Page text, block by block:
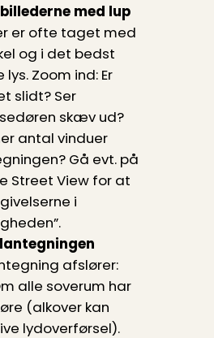
med lup
er ofte taget med
og i det bedst
lys. Zoom ind: Er
slidt? Ser
skæv ud?
antal vinduer
Gå evt. på
Street View for at
i
afslører:
alle soverum har
(alkover kan
lydoverførsel).